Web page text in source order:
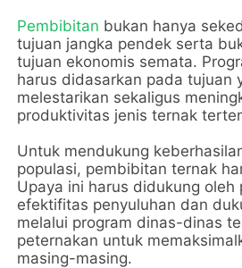
Pembibitan bukan hanya
tujuan jangka pendek serta
tujuan ekonomis semata.
harus didasarkan pada tujuan
melestarikan sekaligus
produktivitas jenis ternak
Untuk mendukung
populasi, pembibitan ternak
Upaya ini harus didukung oleh
efektifitas penyuluhan dan
melalui program dinas-dinas
peternakan untuk
masing-masing.